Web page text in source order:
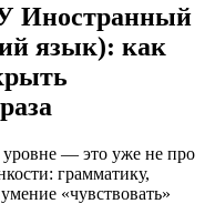
Иностранный
язык): как
— это уже не про
грамматику,
«чувствовать»